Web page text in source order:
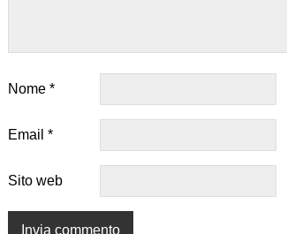
Nome *
Email *
Sito web